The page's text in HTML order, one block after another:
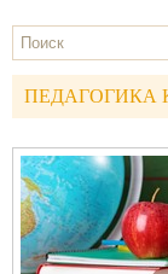
ПЕДАГОГИКА